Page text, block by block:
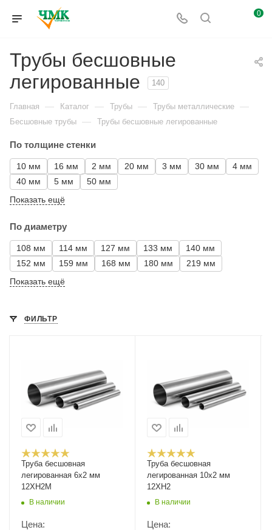
0
Трубы бесшовные
легированные
140
Главная — Каталог — Трубы — Трубы металлические —
Бесшовные трубы — Трубы бесшовные легированные
По толщине стенки
10 мм 16 мм 2 мм 20 мм 3 мм 30 мм
4 мм
40 мм
5 мм
50 мм
Показать ещё
По диаметру
108 мм 114 мм 127 мм 133 мм
140 мм
152 мм
159 мм 168 мм 180 мм
219 мм
Показать ещё
ФИЛЬТР
Труба бесшовная
легированная 6х2 мм
12ХН2М
В наличии
Цена:
Труба бесшовная
легированная 10х2 мм
12ХН2
В наличии
Цена: